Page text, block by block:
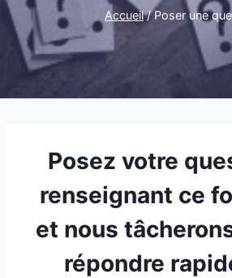
Accueil / Poser une
Posez votre
renseignant ce
et nous
répondre